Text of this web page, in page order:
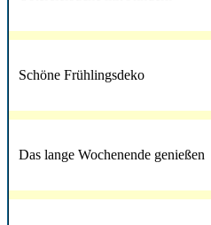
Schöne Frühlingsdeko
Das lange Wochenende genießen